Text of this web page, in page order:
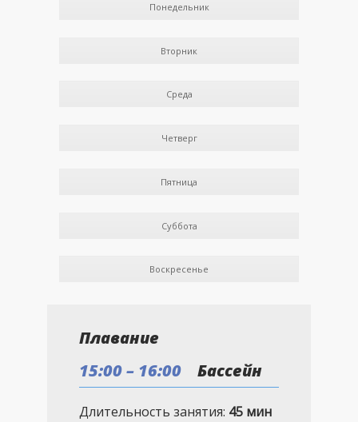
Понедельник
Вторник
Среда
Четверг
Пятница
Суббота
Воскресенье
Плавание
15:00 – 16:00 Бассейн
Длительность занятия: 45 мин